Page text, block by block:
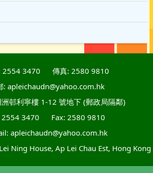
2554 3470
傳真: 2580 9810
: apleichaudn@yahoo.com.hk
邨利寧樓 1-12 號地下 (郵政局隔鄰)
2554 3470
Fax: 2580 9810
apleichaudn@yahoo.com.hk
Ning House, Ap Lei Chau Est, Hong Kong